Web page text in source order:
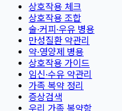
상호작용 체크
상호작용 조합
술·커피·우유 병용
만성질환 약관리
약·영양제 병용
상호작용 가이드
임신·수유 약관리
가족 복약 정리
증상검색
우리 가족 복약함